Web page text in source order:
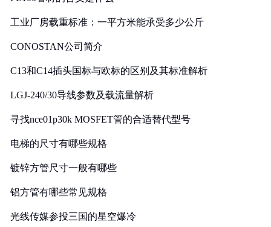
工业厂房载重标准：一平方米能承受多少公斤
CONOSTAN公司简介
C13和C14插头国标与欧标的区别及其标准解析
LGJ-240/30导线参数及载流量解析
寻找nce01p30k MOSFET管的合适替代型号
电梯的尺寸有哪些规格
镀锌方管尺寸一般有哪些
铝方管有哪些常见规格
光线传媒参投三国的星空爆冷